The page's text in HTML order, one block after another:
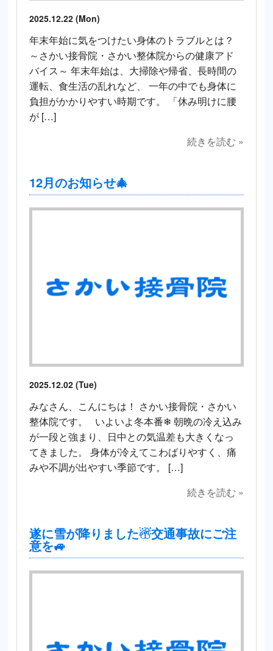
2025.12.22 (Mon)
年末年始に気をつけたい身体のトラブルとは？
～さかい接骨院・さかい整体院からの健康アド
バイス～ 年末年始は、大掃除や帰省、長時間の
運転、食生活の乱れなど、 一年の中でも身体に
負担がかかりやすい時期です。 「休み明けに腰
が […]
続きを読む »
12月のお知らせ🎄
2025.12.02 (Tue)
みなさん、こんにちは！ さかい接骨院・さかい
整体院です。 いよいよ冬本番❄ 朝晩の冷え込み
が一段と強まり、日中との気温差も大きくなっ
てきました。 身体が冷えてこわばりやすく、痛
みや不調が出やすい季節です。 […]
続きを読む »
遂に雪が降りました☃交通事故にご注
意を🚙